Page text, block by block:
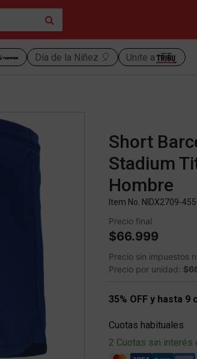
Día de la Niñez 🎈 Unite a
Short
Stadium
Hombre
Item No. NIDX2709-455
Precio final
$66.999
Precio sin impuestos
Precio por unidad:
35% OFF y hasta 9
Cuotas habituales
2 Cuotas sin interés